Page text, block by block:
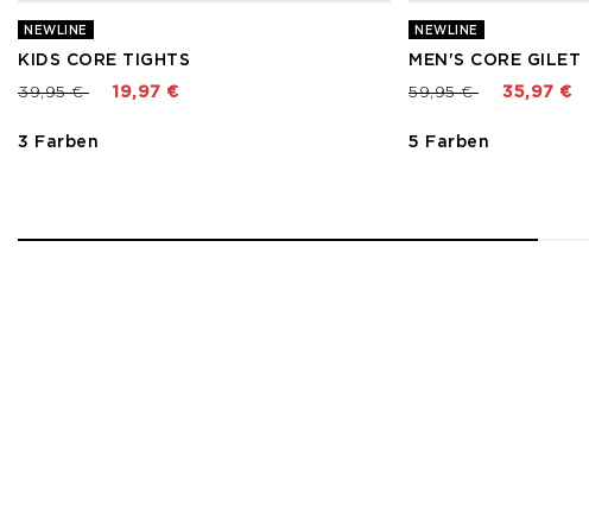
NEWLINE
KIDS CORE TIGHTS
Preis reduziert von
39,95 €bis 19,97 €
3 Farben
NEWLINE
MEN'S CORE GILET
Preis reduziert von
59,95 €bis 35,97 €
5 Farben